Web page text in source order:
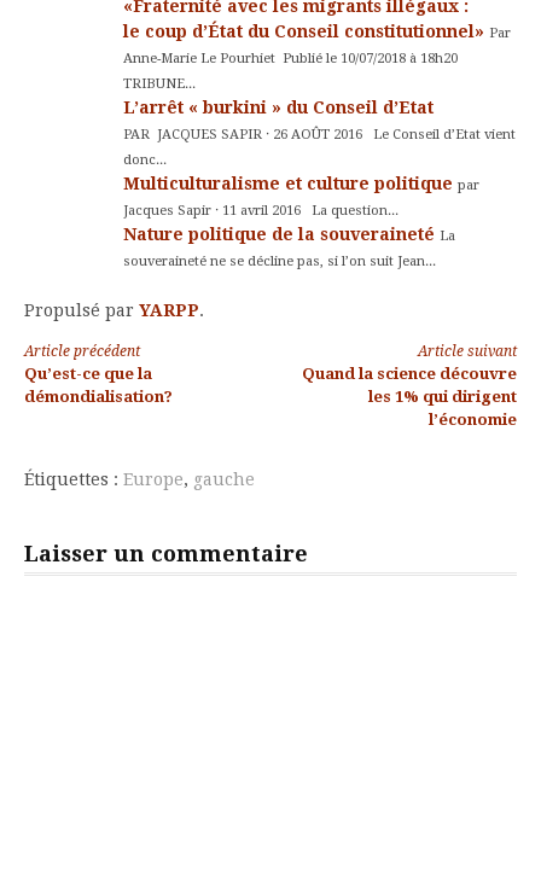
«Fraternité avec les migrants illégaux :
le coup d’État du Conseil constitutionnel» Par
Anne-Marie Le Pourhiet Publié le 10/07/2018 à 18h20
TRIBUNE...
L’arrêt « burkini » du Conseil d’Etat
PAR JACQUES SAPIR · 26 AOÛT 2016 Le Conseil d’Etat vient
donc...
Multiculturalisme et culture politique par
Jacques Sapir · 11 avril 2016 La question...
Nature politique de la souveraineté La
souveraineté ne se décline pas, si l’on suit Jean...
Propulsé par YARPP.
Lire
la
Article précédent
Qu’est-ce que la
démondialisation?
Article suivant
Quand la science découvre
les 1% qui dirigent
l’économie
Étiquettes : Europe, gauche
Laisser un commentaire